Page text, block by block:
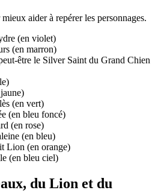
aider à repérer les personnages.
(en violet)
(en marron)
être le Silver Saint du Grand Chien
(en vert)
(en bleu foncé)
(en rose)
(en bleu)
Lion (en orange)
(en bleu ciel)
du Lion et du